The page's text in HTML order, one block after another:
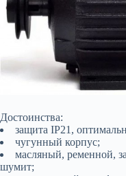
Достоинства:
защита IP21,
чугунный корпус;
масляный, ременной,
шумит;